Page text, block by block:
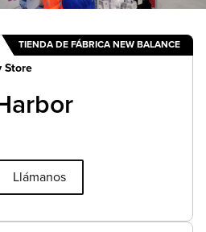
TIENDA DE FÁBRICA NEW BALANCE
Store
Llámanos